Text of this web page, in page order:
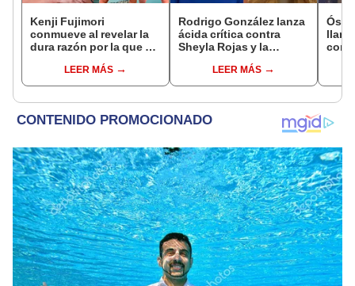
Kenji Fujimori
conmueve al revelar la
dura razón por la que no
esposa Erika Muñóz: "El
proceso judicial"
LEER MÁS
Rodrigo González lanza
ácida crítica contra
Sheyla Rojas y la
relación con su hijo: "Te
has dedicado a buscar
LEER MÁS